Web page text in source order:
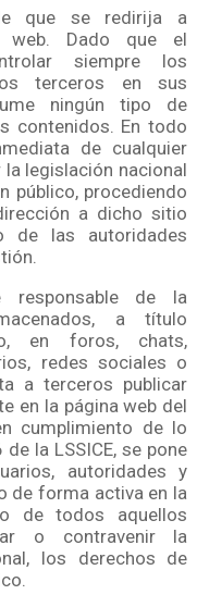
que se redirija a
web. Dado que el
siempre los
terceros en sus
ningún tipo de
contenidos. En todo
de cualquier
legislación nacional
público, procediendo
a dicho sitio
de las autoridades
responsable de la
a título
en foros, chats,
redes sociales o
a terceros publicar
en la página web del
cumplimiento de lo
la LSSICE, se pone
autoridades y
de forma activa en la
de todos aquellos
o contravenir la
los derechos de